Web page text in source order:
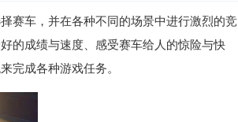
赛车，并在各种不同的场景中进行激烈的竞
的成绩与速度、感受赛车给人的惊险与快
完成各种游戏任务。